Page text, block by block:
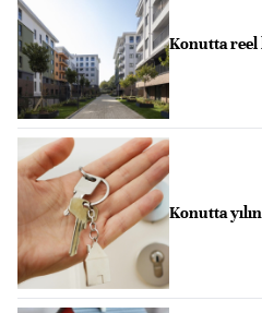
Konutta reel
Konutta